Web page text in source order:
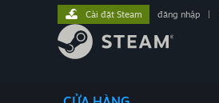
Cài đặt Steam đăng nhập